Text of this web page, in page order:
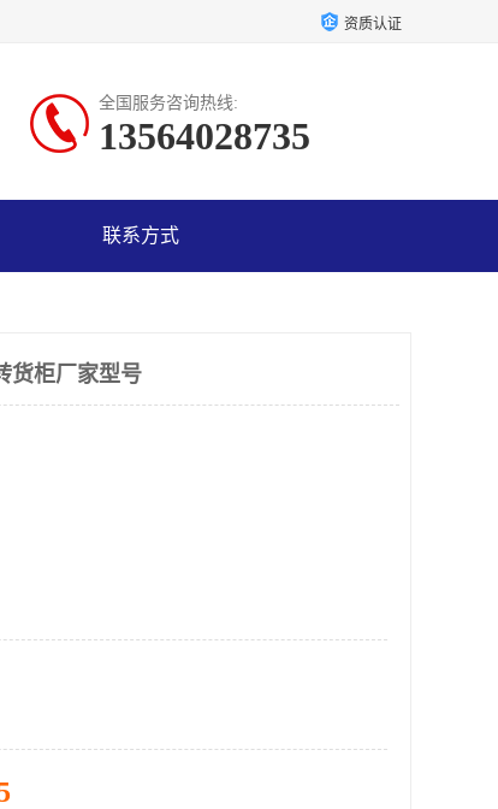
资质认证
全国服务咨询热线:
13564028735
联系方式
货柜厂家型号